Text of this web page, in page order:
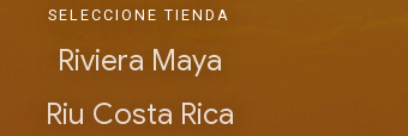
SELECCIONE TIENDA
Riviera Maya
Riu Costa Rica